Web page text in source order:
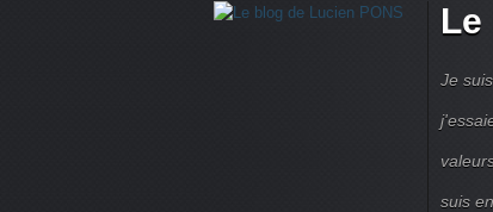
Le
Je
suis